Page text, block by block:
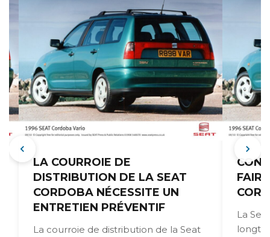
LA COURROIE DE
DISTRIBUTION DE LA SEAT
CORDOBA NÉCESSITE UN
ENTRETIEN PRÉVENTIF
La courroie de distribution de la Seat
La